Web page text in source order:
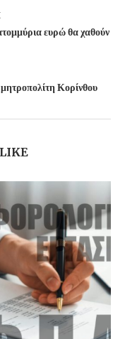
ευρώ θα χαθούν
Κορίνθου